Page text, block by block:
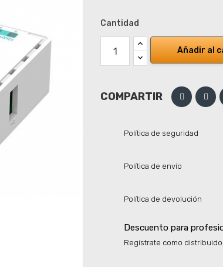
Cantidad
Añadir al
COMPARTIR
Política de seguridad
Política de envío
Política de devolución
Descuento para
Regístrate como